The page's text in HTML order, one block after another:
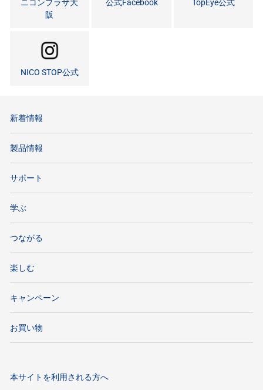
ニコンプラザ大
阪
公式Facebook TopEye公式
NICO STOP公式
新着情報
製品情報
サポート
学ぶ
つながる
楽しむ
キャンペーン
お買い物
本サイトを利用される方へ